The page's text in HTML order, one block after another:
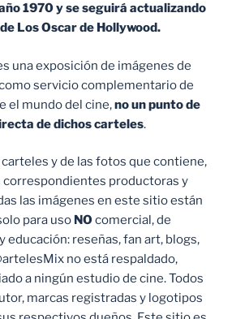
1970 y se seguirá actualizando
Los Oscar de Hollywood.
una exposición de imágenes de
servicio complementario de
el mundo del cine,no un punto de
de dichos carteles.
y de las fotos que contiene,
correspondientes productoras y
las imágenes en este sitio están
para uso NO comercial, de
reseñas, fan art, blogs,
no está respaldado,
a ningún estudio de cine. Todos
marcas registradas y logotipos